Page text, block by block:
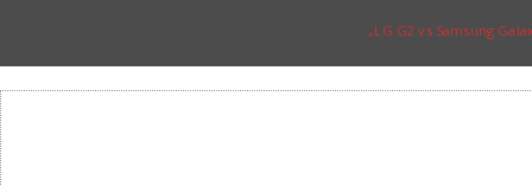
„LG G2 vs Samsung